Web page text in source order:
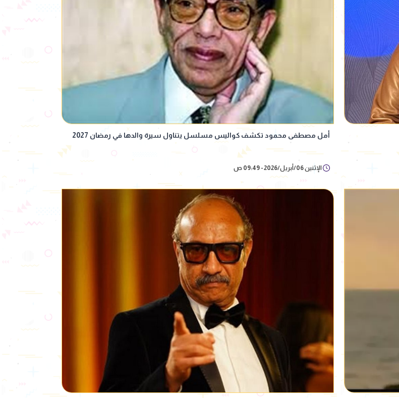
أمل مصطفى محمود تكشف كواليس مسلسل يتناول سيرة والدها في رمضان 2027
الإثنين 06/أبريل/2026 - 09:49 ص